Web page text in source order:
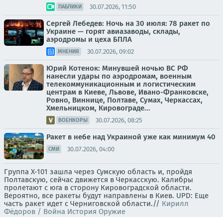
ПАБЛИКИ 30.07.2026, 11:50
Сергей Лебедев: Ночь на 30 июля: 78 ракет по
Украине — горят авиазаводы, склады,
аэродромы и цеха БПЛА
МНЕНИЯ 30.07.2026, 09:02
Юрий Котенок: Минувшей ночью ВС РФ
нанесли удары по аэродромам, военным
телекоммуникационным и логистическим
центрам в Киеве, Львове, Ивано-Франковске,
Ровно, Виннице, Полтаве, Сумах, Черкассах,
Хмельницком, Кировограде...
ВОЕНКОРЫ 30.07.2026, 08:25
Ракет в небе над Украиной уже как минимум 40
СМИ 30.07.2026, 04:00
Группа Х-101 зашла через Сумскую область и, пройдя
Полтавскую, сейчас движется в Черкасскую. Калибры
пролетают с юга в сторону Кировоградской области.
Вероятно, все ракеты будут направлены в Киев. UPD: Еще
часть ракет идет с Черниговской области.// Кирилл
Фёдоров / Война История Оружие